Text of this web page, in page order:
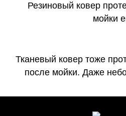
Резиновый ковер
мойки
Тканевый ковер тоже
после мойки. Даже